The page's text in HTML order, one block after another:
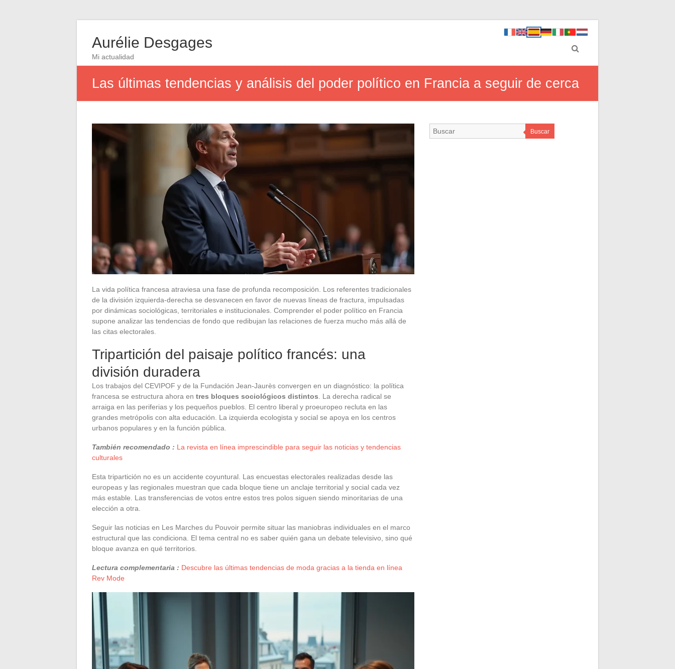
Aurélie Desgages
Mi actualidad
Las últimas tendencias y análisis del poder político en Francia a seguir de cerca
La vida política francesa atraviesa una fase de profunda recomposición. Los referentes tradicionales
de la división izquierda-derecha se desvanecen en favor de nuevas líneas de fractura, impulsadas
por dinámicas sociológicas, territoriales e institucionales. Comprender el poder político en Francia
supone analizar las tendencias de fondo que redibujan las relaciones de fuerza mucho más allá de
las citas electorales.
Tripartición del paisaje político francés: una
división duradera
Los trabajos del CEVIPOF y de la Fundación Jean-Jaurès convergen en un diagnóstico: la política
francesa se estructura ahora en tres bloques sociológicos distintos . La derecha radical se
arraiga en las periferias y los pequeños pueblos. El centro liberal y proeuropeo recluta en las
grandes metrópolis con alta educación. La izquierda ecologista y social se apoya en los centros
urbanos populares y en la función pública.
También recomendado : La revista en línea imprescindible para seguir las noticias y tendencias
culturales
Esta tripartición no es un accidente coyuntural. Las encuestas electorales realizadas desde las
europeas y las regionales muestran que cada bloque tiene un anclaje territorial y social cada vez
más estable. Las transferencias de votos entre estos tres polos siguen siendo minoritarias de una
elección a otra.
Seguir las noticias en Les Marches du Pouvoir permite situar las maniobras individuales en el marco
estructural que las condiciona. El tema central no es saber quién gana un debate televisivo, sino qué
bloque avanza en qué territorios.
Lectura complementaria : Descubre las últimas tendencias de moda gracias a la tienda en línea
Rev Mode
Buscar